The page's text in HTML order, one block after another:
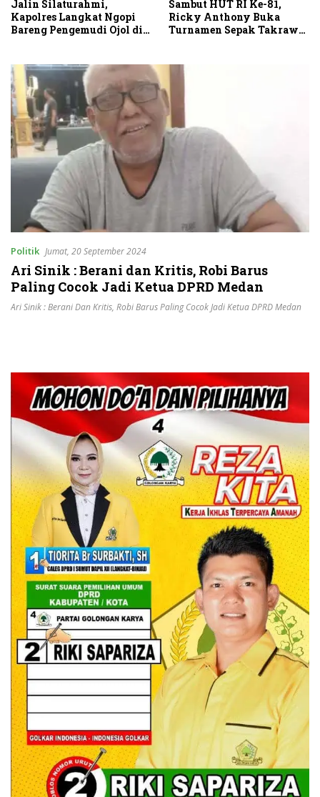
Jalin Silaturahmi,
Kapolres Langkat Ngopi
Bareng Pengemudi Ojol di
Sambut HUT RI Ke-81,
Ricky Anthony Buka
Turnamen Sepak Takraw
Politik Jumat, 20 September 2024
Ari Sinik : Berani dan Kritis, Robi Barus
Paling Cocok Jadi Ketua DPRD Medan
Ari Sinik : Berani Dan Kritis, Robi Barus Paling Cocok Jadi Ketua DPRD Medan